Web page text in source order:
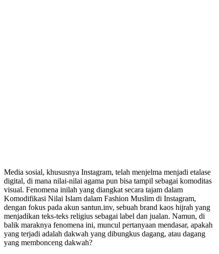
Media sosial, khususnya Instagram, telah menjelma menjadi etalase
digital, di mana nilai-nilai agama pun bisa tampil sebagai komoditas
visual. Fenomena inilah yang diangkat secara tajam dalam
Komodifikasi Nilai Islam dalam Fashion Muslim di Instagram,
dengan fokus pada akun santun.inv, sebuah brand kaos hijrah yang
menjadikan teks-teks religius sebagai label dan jualan. Namun, di
balik maraknya fenomena ini, muncul pertanyaan mendasar, apakah
yang terjadi adalah dakwah yang dibungkus dagang, atau dagang
yang membonceng dakwah?